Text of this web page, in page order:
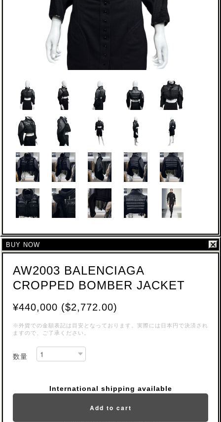
BUY NOW
AW2003 BALENCIAGA
CROPPED BOMBER JACKET
¥440,000 ($2,772.00)
※外貨での金額表記は目安となっております。実際には日本円で決済され
ますので、ご了承ください。
数量
International shipping available
Add to cart